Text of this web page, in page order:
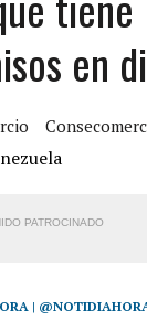
en
PATROCINADO
|